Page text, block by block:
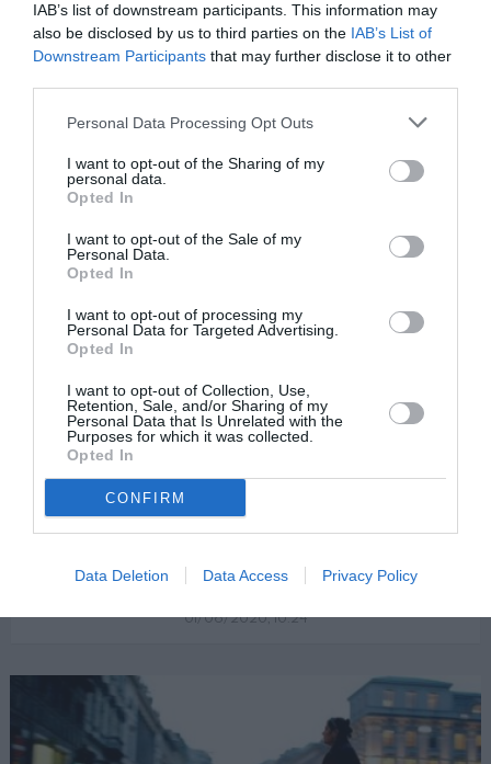
IAB’s list of downstream participants. This information may
also be disclosed by us to third parties on the IAB’s List of
Downstream Participants that may further disclose it to other
Personal Data Processing Opt Outs
I want to opt-out of the Sharing of my
personal data.
Opted In
I want to opt-out of the Sale of my
Personal Data.
Opted In
I want to opt-out of processing my
Personal Data for Targeted Advertising.
Opted In
I want to opt-out of Collection, Use,
Retention, Sale, and/or Sharing of my
Personal Data that Is Unrelated with the
Purposes for which it was collected.
Opted In
CONFIRM
Data Deletion Data Access Privacy Policy
Regularizare 2020: decretul de punere în
aplicare, publicat în Gazzetta Ufficiale. Iată
textul
Decretul privind normele de aplicare ale decretului de regularizare a
șederii străinilor și a raporturilor de muncă neregulare a fost publicat în
29 mai în Gazeta Oficială a Republicii Italiene (Gazzetta Ufficiale nr. 137
din 29.05.2020). Decretul Ministerului de Interne din 27 mai 2020
Modalitatea de depunere a cererii de regularizare a relațiilor de muncă
[…]MORE
01/06/2020, 10:24